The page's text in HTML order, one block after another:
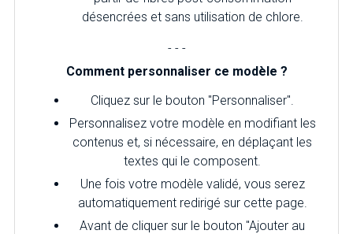
désencrées et sans utilisation de chlore.
- - -
Comment personnaliser ce modèle ?
Cliquez sur le bouton "Personnaliser".
Personnalisez votre modèle en modifiant les
contenus et, si nécessaire, en déplaçant les
textes qui le composent.
Une fois votre modèle validé, vous serez
automatiquement redirigé sur cette page.
Avant de cliquer sur le bouton "Ajouter au